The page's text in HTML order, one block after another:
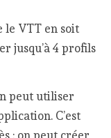
le VTT en soit
jusqu’à 4 profils
peut utiliser
C’est
: on peut créer